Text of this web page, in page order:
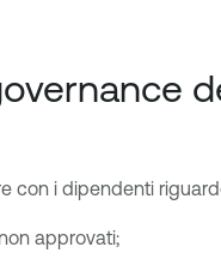
con i dipendenti
approvati;